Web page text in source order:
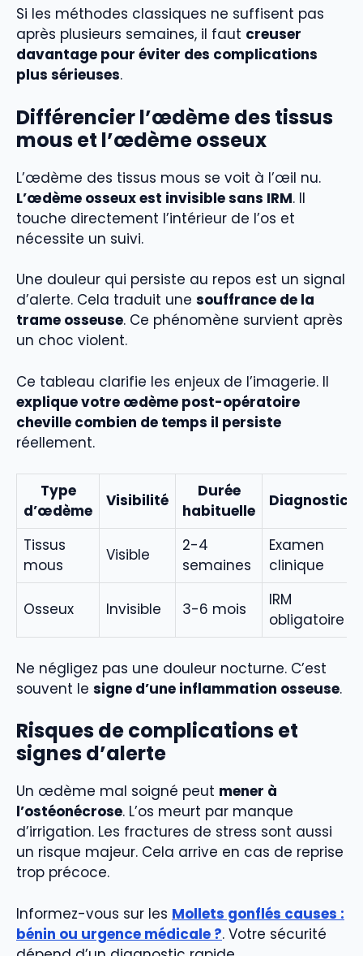
Si les méthodes classiques ne suffisent pas
après plusieurs semaines, il faut creuser
davantage pour éviter des complications
plus sérieuses.
Différencier l’œdème des tissus
mous et l’œdème osseux
L’œdème des tissus mous se voit à l’œil nu.
L’œdème osseux est invisible sans IRM. Il
touche directement l’intérieur de l’os et
nécessite un suivi.
Une douleur qui persiste au repos est un signal
d’alerte. Cela traduit une souffrance de la
trame osseuse. Ce phénomène survient après
un choc violent.
Ce tableau clarifie les enjeux de l’imagerie. Il
explique votre œdème post-opératoire
cheville combien de temps il persiste
réellement.
Type
d’œdème
Visibilité
Durée
habituelle
Diagnostic
Tissus
mous
Visible
2-4
semaines
Examen
clinique
Osseux Invisible 3-6 mois
IRM
obligatoire
Ne négligez pas une douleur nocturne. C’est
souvent le signe d’une inflammation osseuse.
Risques de complications et
signes d’alerte
Un œdème mal soigné peut mener à
l’ostéonécrose. L’os meurt par manque
d’irrigation. Les fractures de stress sont aussi
un risque majeur. Cela arrive en cas de reprise
trop précoce.
Informez-vous sur les Mollets gonflés causes :
bénin ou urgence médicale ?. Votre sécurité